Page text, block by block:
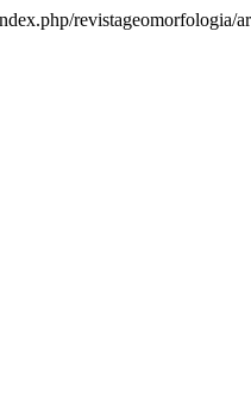
revistageomorfologia/